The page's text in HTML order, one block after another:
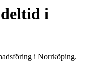
i
i Norrköping.